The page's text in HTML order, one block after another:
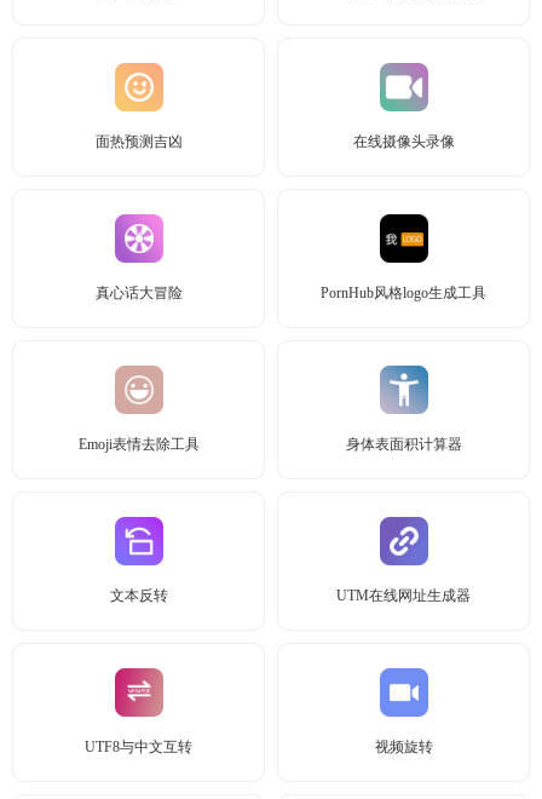
面热预测吉凶 在线摄像头录像
真心话大冒险 PornHub风格logo生成工具
Emoji表情去除工具 身体表面积计算器
文本反转 UTM在线网址生成器
UTF8与中文互转 视频旋转